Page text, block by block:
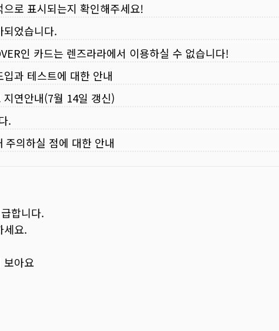
로 표시되는지 확인해주세요!
었습니다.
인 카드는 렌즈라라에서 이용하실 수 없습니다!
과 테스트에 대한 안내
연안내(7월 14일 갱신)
.
주의하실 점에 대한 안내
합니다.
세요.
보아요